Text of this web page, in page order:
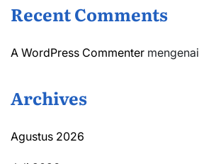
Recent Comments
A WordPress Commenter mengenai
Archives
Agustus 2026